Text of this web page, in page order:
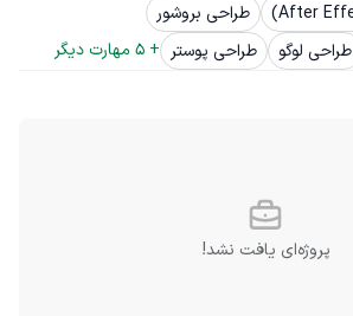
طراحی بروشور
طراحی لوگو طراحی پوستر +
5 مهارت دیگر
پروژه‌ای یافت نشد!